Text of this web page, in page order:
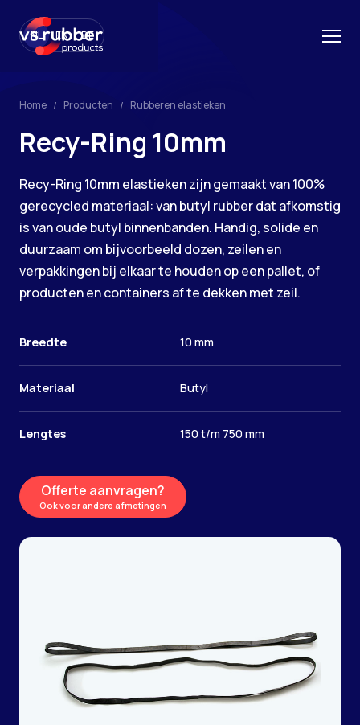
NL EN DE
Home Producten Rubberen elastieken
Recy-Ring 10mm
Recy-Ring 10mm elastieken zijn gemaakt van 100%
gerecycled materiaal: van butyl rubber dat afkomstig
is van oude butyl binnenbanden. Handig, solide en
duurzaam om bijvoorbeeld dozen, zeilen en
verpakkingen bij elkaar te houden op een pallet, of
producten en containers af te dekken met zeil.
Breedte 10 mm
Materiaal Butyl
Lengtes 150 t/m 750 mm
Offerte aanvragen?
Ook voor andere afmetingen